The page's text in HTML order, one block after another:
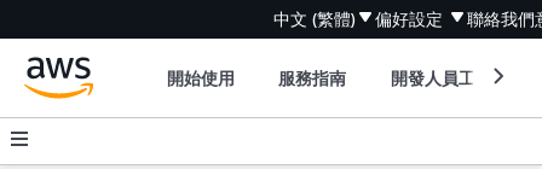
中文 (繁體) 偏好設定 聯絡我們
開始使用 服務指南 開發人員工具